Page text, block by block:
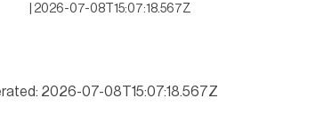
2026-07-08T15:07:18.567Z
2026-07-08T15:07:18.567Z